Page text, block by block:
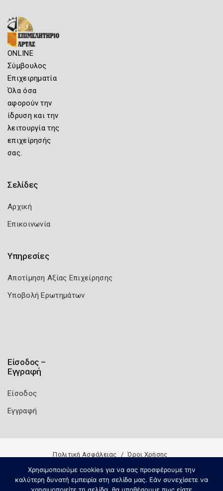
ONLINE
Σύμβουλος
Επιχειρηματία
Όλα όσα
αφορούν την
ίδρυση και την
λειτουργία της
επιχείρησής
σας.
Σελίδες
Αρχική
Επικοινωνία
Υπηρεσίες
Αποτίμηση Αξίας Επιχείρησης
Υποβολή Ερωτημάτων
Είσοδος –
Εγγραφή
Είσοδος
Εγγραφή
Πολιτική Ασφάλειας Όροι Χρήσης
Χρησιμοποιούμε cookies για να σας προσφέρουμε την
καλύτερη δυνατή εμπειρία στη σελίδα μας. Εάν συνεχίσετε να
Copyright 2026 Knowledge A.E.